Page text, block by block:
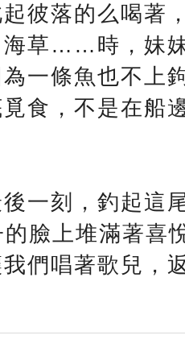
彼落的么喝著
海草……時，妹
一條魚也不上
食，不是在船
一刻，釣起這
臉上堆滿著喜
們唱著歌兒，